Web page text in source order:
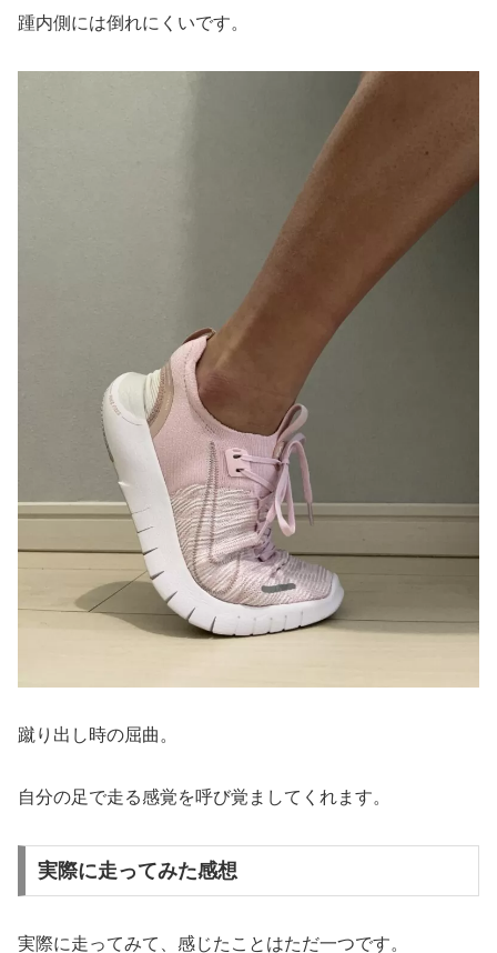
踵内側には倒れにくいです。
蹴り出し時の屈曲。
自分の足で走る感覚を呼び覚ましてくれます。
実際に走ってみた感想
実際に走ってみて、感じたことはただ一つです。